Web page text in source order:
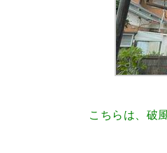
こちらは、破